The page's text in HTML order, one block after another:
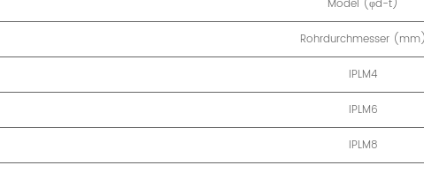
Model (φd-t)
Rohrdurchmesser
IPLM4
IPLM6
IPLM8